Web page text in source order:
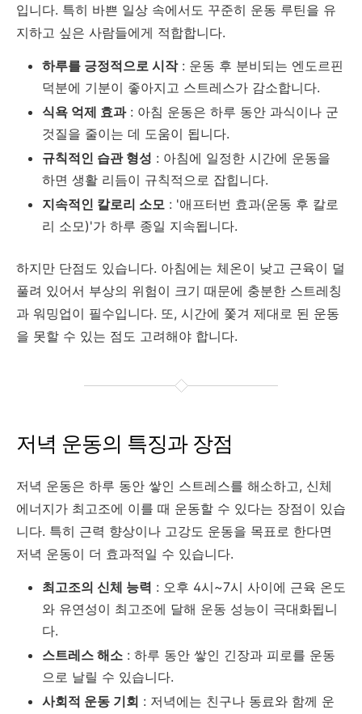
입니다. 특히 바쁜 일상 속에서도 꾸준히 운동 루틴을 유
지하고 싶은 사람들에게 적합합니다.
하루를 긍정적으로 시작: 운동 후 분비되는 엔도르핀
덕분에 기분이 좋아지고 스트레스가 감소합니다.
식욕 억제 효과: 아침 운동은 하루 동안 과식이나 군
것질을 줄이는 데 도움이 됩니다.
규칙적인 습관 형성 : 아침에 일정한 시간에 운동을
하면 생활 리듬이 규칙적으로 잡힙니다.
지속적인 칼로리 소모 : '애프터번 효과(운동 후 칼로
리 소모)'가 하루 종일 지속됩니다.
하지만 단점도 있습니다. 아침에는 체온이 낮고 근육이 덜
풀려 있어서 부상의 위험이 크기 때문에 충분한 스트레칭
과 워밍업이 필수입니다. 또, 시간에 쫓겨 제대로 된 운동
을 못할 수 있는 점도 고려해야 합니다.
저녁 운동의 특징과 장점
저녁 운동은 하루 동안 쌓인 스트레스를 해소하고, 신체
에너지가 최고조에 이를 때 운동할 수 있다는 장점이 있습
니다. 특히 근력 향상이나 고강도 운동을 목표로 한다면
저녁 운동이 더 효과적일 수 있습니다.
최고조의 신체 능력 : 오후 4시~7시 사이에 근육 온도
와 유연성이 최고조에 달해 운동 성능이 극대화됩니
다.
스트레스 해소 : 하루 동안 쌓인 긴장과 피로를 운동
으로 날릴 수 있습니다.
사회적 운동 기회 : 저녁에는 친구나 동료와 함께 운